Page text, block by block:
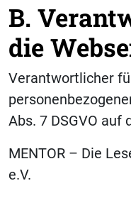
B.
die
Verantwortlicher
Abs. 7 DSGVO auf
MENTOR – Die
e.V.